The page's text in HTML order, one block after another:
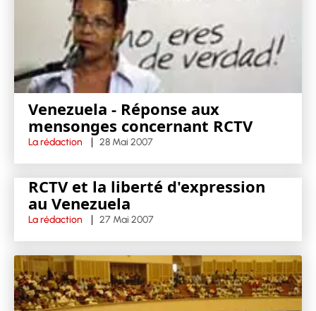
Venezuela - Réponse aux
mensonges concernant RCTV
La rédaction 28 Mai 2007
RCTV et la liberté d'expression
au Venezuela
La rédaction 27 Mai 2007